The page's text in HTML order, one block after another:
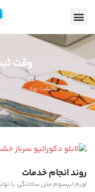
وقت
تابلو دکوراتیو سرباز خشت
باکیفیت روی بوم و
روند انجام خدمات
لورم ایپسوم متن ساختگی با